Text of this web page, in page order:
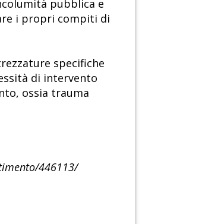
pubblica e
i propri compiti di
specifiche
di intervento
ossia trauma
446113/